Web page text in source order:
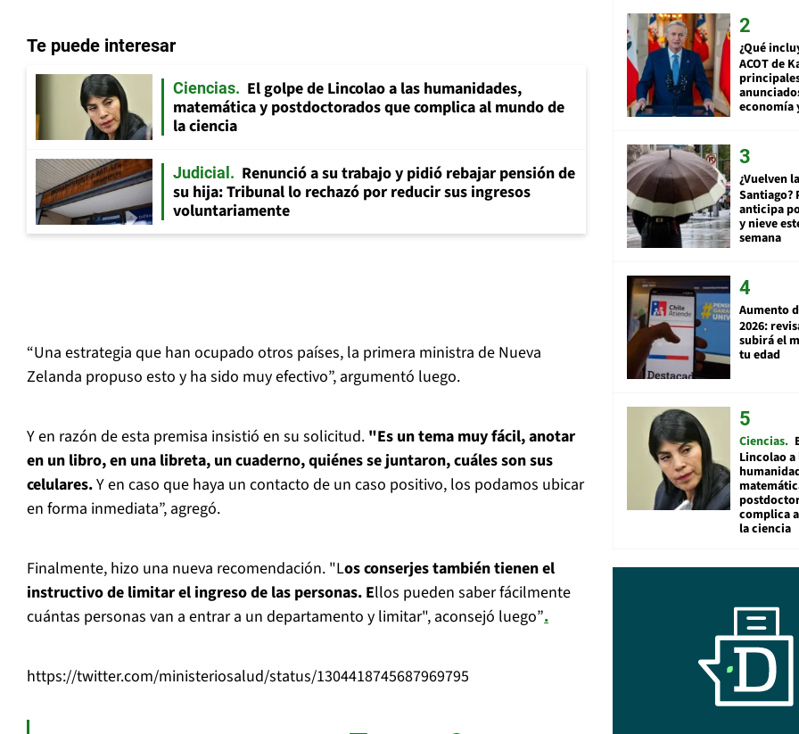
Te puede interesar
Ciencias
El golpe de Lincolao a las humanidades,
matemática y postdoctorados que complica al mundo de
la ciencia
Judicial
Renunció a su trabajo y pidió rebajar pensión de
su hija: Tribunal lo rechazó por reducir sus ingresos
voluntariamente
“Una estrategia que han ocupado otros países, la primera ministra de Nueva
Zelanda propuso esto y ha sido muy efectivo”, argumentó luego.
Y en razón de esta premisa insistió en su solicitud. "Es un tema muy fácil, anotar
en un libro, en una libreta, un cuaderno, quiénes se juntaron, cuáles son sus
celulares.Y en caso que haya un contacto de un caso positivo, los podamos ubicar
en forma inmediata”, agregó.
Finalmente, hizo una nueva recomendación. "Los conserjes también tienen el
instructivo de limitar el ingreso de las personas. Ellos pueden saber fácilmente
cuántas personas van a entrar a un departamento y limitar", aconsejó luego”.
https://twitter.com/ministeriosalud/status/1304418745687969795
¿Qué
ACOT de
economía
¿Vuelven
Santiago?
anticipa
y nieve
semana
Aumento
2026:
subirá el
tu edad
Ciencias
Lincolao a
complica
la ciencia